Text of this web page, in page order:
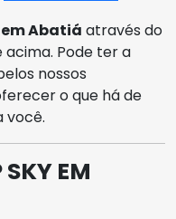
em Abatiá através do
Pode ter a
nossos
o que há de
você.
EM